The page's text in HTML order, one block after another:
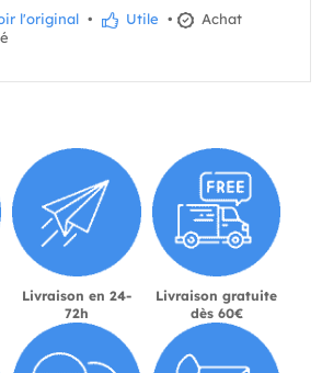
l'original • Utile •
Achat
Livraison en 24-
72h
Livraison gratuite
dès 60€